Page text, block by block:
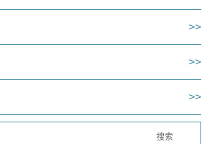
>>
>>
>>